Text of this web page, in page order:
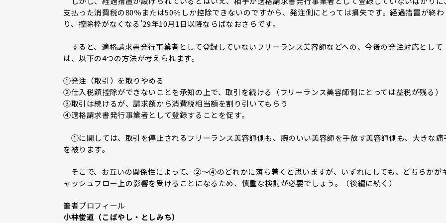
支払った消費税の80％または50％しか控除できないのですから、発注側にとっては損失です。経過措置が終わ
り、控除枠がなくなる’29年10月1日以降ならばなおさらです。
すると、適格請求書発行事業者として登録していないフリーランス美容師などへの、今後の発注対応として
は、以下の4つの方法が考えられます。
①発注（取引）を取りやめる
②仕入税額控除ができないことを承知の上で、取引を続ける（フリーランス美容師側にとっては益税が残る）
③取引は続けるが、請求額から消費税相当額を割り引いてもらう
④適格請求書発行事業者として登録することを促す。
①に関しては、取引を停止されるフリーランス美容師側も、腕のいい美容師を手放す美容師側も、大きな痛
を被ります。
そこで、お互いの関係性によって、②～④のどれかに落ち着くと思いますが、いずれにしても、どちらかが
ャッシュフロー上の影響を受けることになるため、慎重な検討が必要でしょう。（後編に続く）
筆者プロフィール
小林俊道（こばやし・としみち）